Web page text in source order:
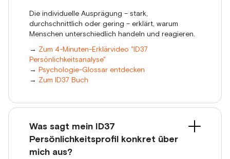
Die individuelle Ausprägung – stark,
durchschnittlich oder gering – erklärt, warum
Menschen unterschiedlich handeln und reagieren.
→ Zum 4-Minuten-Erklärvideo "ID37
Persönlichkeitsanalyse"
→ Psychologie-Glossar entdecken
→ Zum ID37 Buch
Was sagt mein ID37
Persönlichkeitsprofil konkret über
mich aus?